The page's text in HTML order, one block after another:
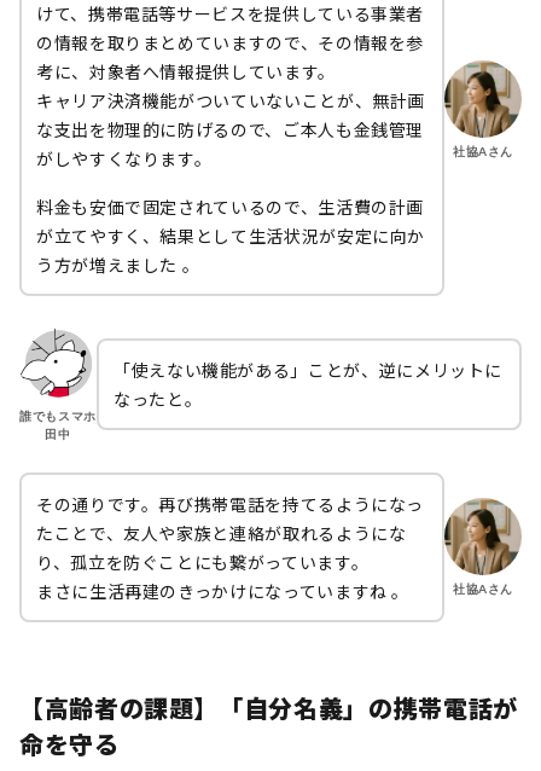
社協Aさん
けて、携帯電話等サービスを提供している事業者
の情報を取りまとめていますので、その情報を参
考に、対象者へ情報提供しています。
キャリア決済機能がついていないことが、無計画
な支出を物理的に防げるので、ご本人も金銭管理
がしやすくなります。
料金も安価で固定されているので、生活費の計画
が立てやすく、結果として生活状況が安定に向か
う方が増えました 。
誰でもスマホ
田中
「使えない機能がある」ことが、逆にメリットに
なったと。
社協Aさん
その通りです。再び携帯電話を持てるようになっ
たことで、友人や家族と連絡が取れるようにな
り、孤立を防ぐことにも繋がっています。
まさに生活再建のきっかけになっていますね 。
【高齢者の課題】「自分名義」の携帯電話が
命を守る